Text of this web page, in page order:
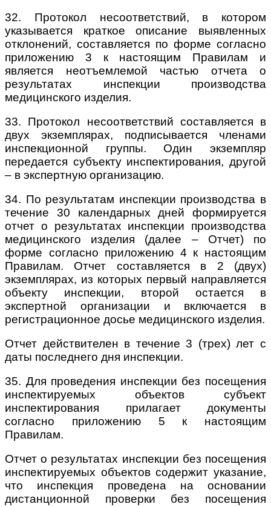
32. Протокол несоответствий, в котором
указывается краткое описание выявленных
отклонений, составляется по форме согласно
приложению 3 к настоящим Правилам и
является неотъемлемой частью отчета о
результатах инспекции производства
медицинского изделия.
33. Протокол несоответствий составляется в
двух экземплярах, подписывается членами
инспекционной группы. Один экземпляр
передается субъекту инспектирования, другой
– в экспертную организацию.
34. По результатам инспекции производства в
течение 30 календарных дней формируется
отчет о результатах инспекции производства
медицинского изделия (далее – Отчет) по
форме согласно приложению 4 к настоящим
Правилам. Отчет составляется в 2 (двух)
экземплярах, из которых первый направляется
объекту инспекции, второй остается в
экспертной организации и включается в
регистрационное досье медицинского изделия.
Отчет действителен в течение 3 (трех) лет с
даты последнего дня инспекции.
35. Для проведения инспекции без посещения
инспектируемых объектов субъект
инспектирования прилагает документы
согласно приложению 5 к настоящим
Правилам.
Отчет о результатах инспекции без посещения
инспектируемых объектов содержит указание,
что инспекция проведена на основании
дистанционной проверки без посещения